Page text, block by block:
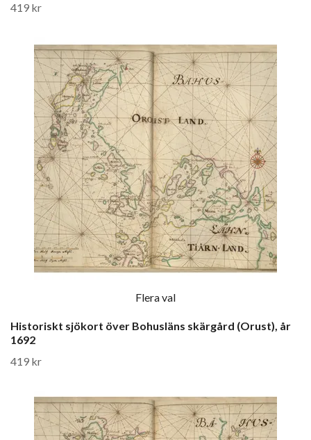
419 kr
Flera val
Historiskt sjökort över Bohusläns skärgård (Orust), år
1692
419 kr